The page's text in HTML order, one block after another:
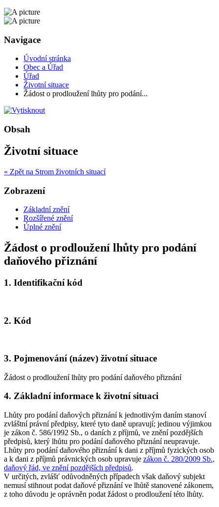
Navigace
Úvodní stránka
Obec a Úřad
Úřad
Životní situace
Žádost o prodloužení lhůty pro podání...
Obsah
Životní situace
« Zpět na Strom životních situací
Zobrazení
Základní znění
Rozšířené znění
Úplné znění
Žádost o prodloužení lhůty pro podání
daňového přiznání
1. Identifikační kód
2. Kód
3. Pojmenování (název) životní situace
Žádost o prodloužení lhůty pro podání daňového přiznání
4. Základní informace k životní situaci
Lhůty pro podání daňových přiznání k jednotlivým daním stanoví
zvláštní právní předpisy, které tyto daně upravují; jedinou výjimkou
je zákon č. 586/1992 Sb., o daních z příjmů, ve znění pozdějších
předpisů, který lhůtu pro podání daňového přiznání neupravuje.
Lhůty pro podání daňového přiznání k dani z příjmů fyzických osob
a k dani z příjmů právnických osob upravuje zákon č. 280/2009 Sb.,
daňový řád, ve znění pozdějších předpisů.
V určitých, zvlášť odůvodněných případech však daňový subjekt
nemusí stihnout podat daňové přiznání ve lhůtě stanovené zákonem,
z toho důvodu je oprávněn podat žádost o prodloužení této lhůty.